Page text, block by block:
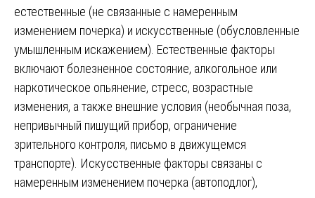
естественные (не связанные с намеренным
изменением почерка) и искусственные (обусловленные
умышленным искажением). Естественные факторы
включают болезненное состояние, алкогольное или
наркотическое опьянение, стресс, возрастные
изменения, а также внешние условия (необычная поза,
непривычный пишущий прибор, ограничение
зрительного контроля, письмо в движущемся
транспорте). Искусственные факторы связаны с
намеренным изменением почерка (автоподлог),